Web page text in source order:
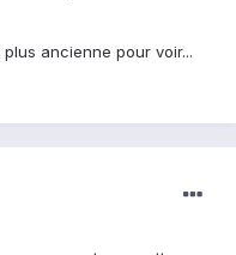
ancienne pour voir...